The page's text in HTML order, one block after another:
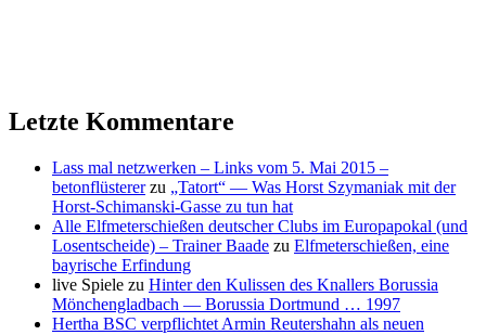
Letzte Kommentare
Lass mal netzwerken – Links vom 5. Mai 2015 –
betonflüstererzu „Tatort“ — Was Horst Szymaniak mit der
Horst-Schimanski-Gasse zu tun hat
Alle Elfmeterschießen deutscher Clubs im Europapokal (und
Losentscheide) – Trainer Baade zu Elfmeterschießen, eine
bayrische Erfindung
live Spiele zu Hinter den Kulissen des Knallers Borussia
Mönchengladbach — Borussia Dortmund … 1997
Hertha BSC verpflichtet Armin Reutershahn als neuen